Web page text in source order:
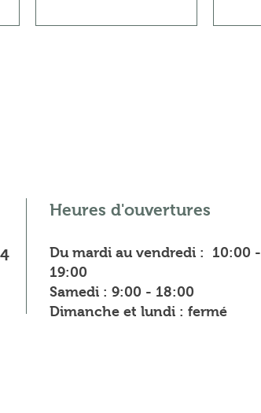
Heures d'ouvertures
Du mardi au vendredi : 10:00 -
19:00
Samedi : 9:00 - 18:00
Dimanche et lundi : fermé